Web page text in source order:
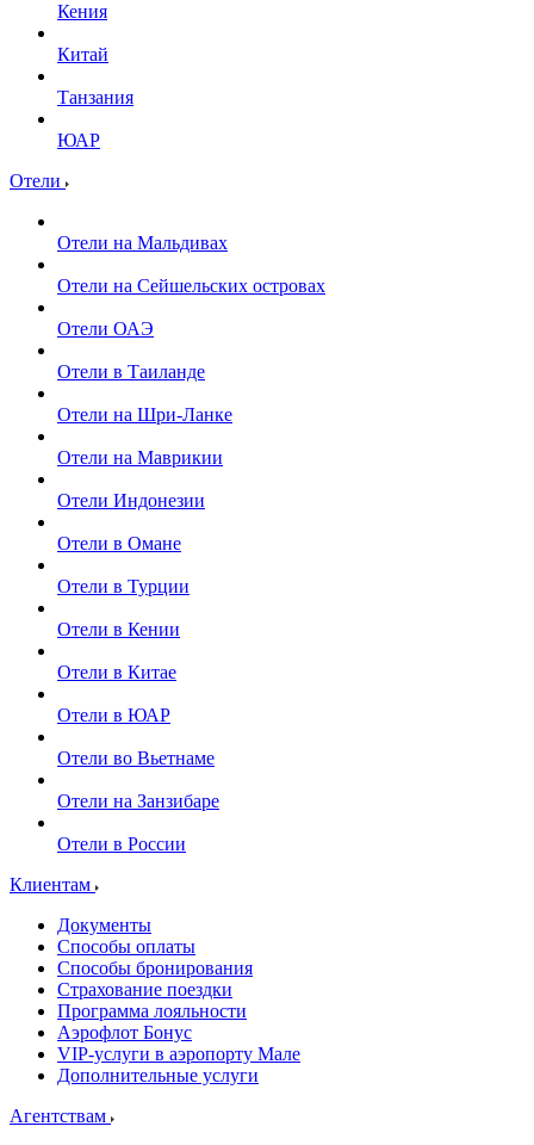
Кения
Китай
Танзания
ЮАР
Отели
Отели на Мальдивах
Отели на Сейшельских островах
Отели ОАЭ
Отели в Таиланде
Отели на Шри-Ланке
Отели на Маврикии
Отели Индонезии
Отели в Омане
Отели в Турции
Отели в Кении
Отели в Китае
Отели в ЮАР
Отели во Вьетнаме
Отели на Занзибаре
Отели в России
Клиентам
Документы
Способы оплаты
Способы бронирования
Страхование поездки
Программа лояльности
Аэрофлот Бонус
VIP-услуги в аэропорту Мале
Дополнительные услуги
Агентствам